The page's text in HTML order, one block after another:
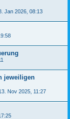
Jan 2026, 08:13
jeweiligen
Nov 2025, 11:27